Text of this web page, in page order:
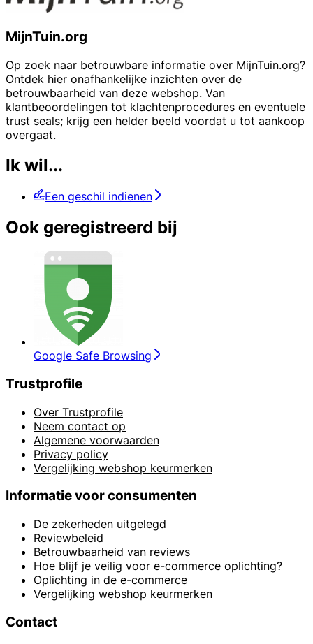
MijnTuin.org
Op zoek naar betrouwbare informatie over MijnTuin.org?
Ontdek hier onafhankelijke inzichten over de
betrouwbaarheid van deze webshop. Van
klantbeoordelingen tot klachtenprocedures en eventuele
trust seals; krijg een helder beeld voordat u tot aankoop
overgaat.
Ik wil...
Een geschil indienen
Ook geregistreerd bij
Google Safe Browsing
Trustprofile
Over Trustprofile
Neem contact op
Algemene voorwaarden
Privacy policy
Vergelijking webshop keurmerken
Informatie voor consumenten
De zekerheden uitgelegd
Reviewbeleid
Betrouwbaarheid van reviews
Hoe blijf je veilig voor e-commerce oplichting?
Oplichting in de e-commerce
Vergelijking webshop keurmerken
Contact